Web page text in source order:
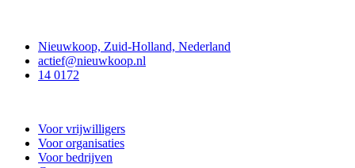
Nieuwkoop, Zuid-Holland, Nederland
actief@nieuwkoop.nl
14 0172
Voor vrijwilligers
Voor organisaties
Voor bedrijven